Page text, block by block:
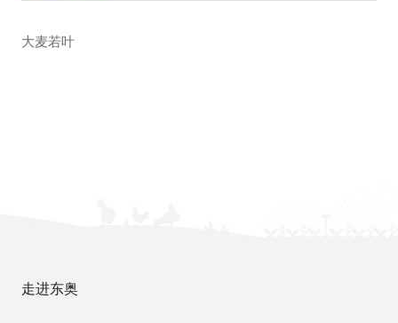
大麦若叶
走进东奥